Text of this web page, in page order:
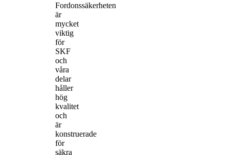
Fordonssäkerheten
är
mycket
viktig
för
SKF
och
våra
delar
håller
hög
kvalitet
och
är
konstruerade
för
säkra